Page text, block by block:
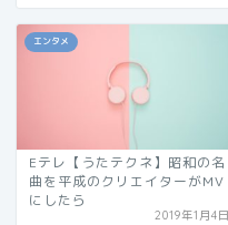
エンタメ
Eテレ【うたテクネ】昭和の名
曲を平成のクリエイターがMV
にしたら
2019年1月4日